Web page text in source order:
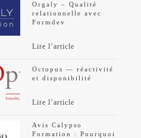
Orgaly – Qualité
relationnelle avec
Formdev
Lire l’article
Octopus — réactivité
et disponibilité
Lire l’article
Avis Calypso
Formation : Pourquoi